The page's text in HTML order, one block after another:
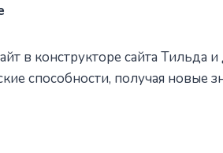
в конструкторе сайта
способности, получая новые